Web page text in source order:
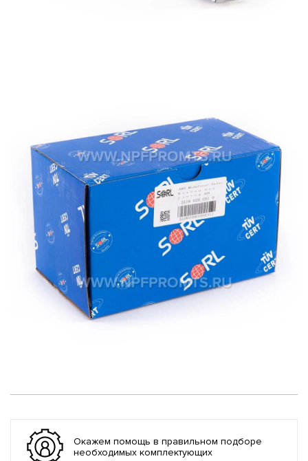
Окажем помощь в правильном подборе
необходимых комплектующих